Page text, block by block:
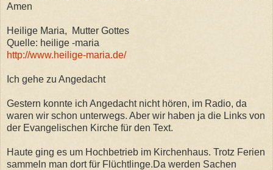
Amen
Heilige Maria, Mutter Gottes
Quelle: heilige -maria
http://www.heilige-maria.de/
Ich gehe zu Angedacht
Gestern konnte ich Angedacht nicht hören, im Radio, da
waren wir schon unterwegs. Aber wir haben ja die Links von
der Evangelischen Kirche für den Text.
Haute ging es um Hochbetrieb im Kirchenhaus. Trotz Ferien
sammeln man dort für Flüchtlinge.Da werden Sachen